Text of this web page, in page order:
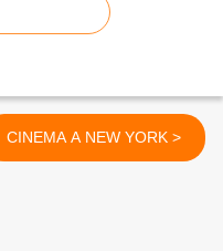
CINEMA A NEW YORK >